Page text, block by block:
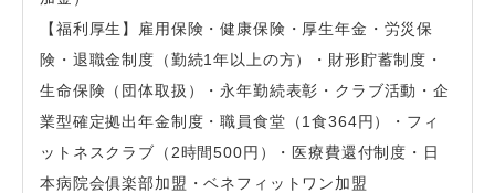
【福利厚生】雇用保険・健康保険・厚生年金・労災保
険・退職金制度（勤続1年以上の方）・財形貯蓄制度・
生命保 険（団体取扱）・永年勤続表彰・クラブ活動・企
業型確定拠出年金制度・職員食堂（1食364円）・ フィ
ットネスクラブ（2時間500円）・医療費還付制度・日
本病院会俱楽部加盟・ベネフィットワン加盟